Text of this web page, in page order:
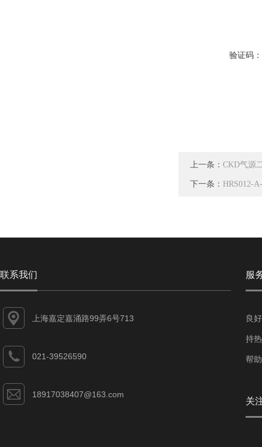
验证码：
上一条： CKD气源
下一条： HRS012-
联系我们
上海嘉定嘉涌路99弄6号713
021-39526590
18917038407@163.com
服
良
持
帮
关